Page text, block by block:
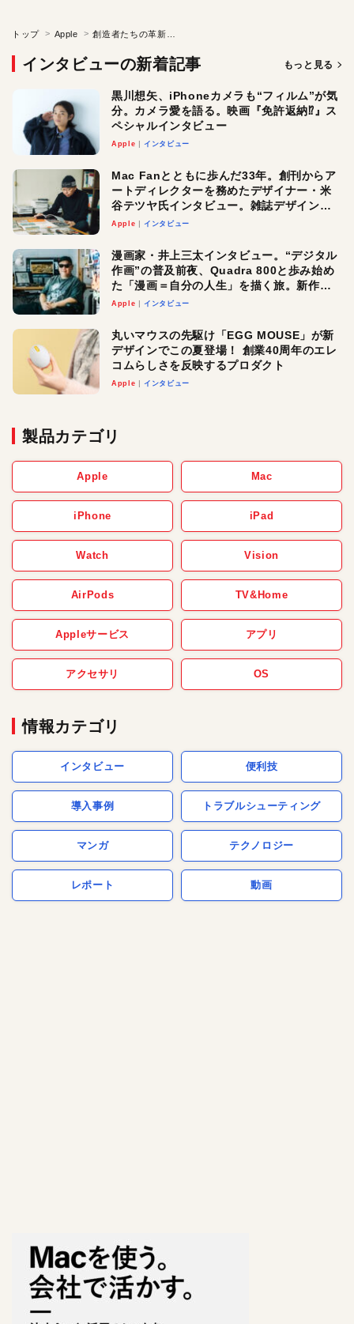
トップ Apple
インタビューの新着記事 もっと見る
黒川想矢、iPhoneカメラも“フィルム”が気
分。カメラ愛を語る。映画『免許返納⁉︎』ス
ペシャルインタビュー
Apple インタビュー
Mac Fanとともに歩んだ33年。創刊からア
ートディレクターを務めたデザイナー・米
谷テツヤ氏インタビュー。雑誌デザインの
真髄と今後
Apple インタビュー
漫画家・井上三太インタビュー。“デジタル
作画”の普及前夜、Quadra 800と歩み始め
た「漫画＝自分の人生」を描く旅。新作
『惨家』に込めた想い
Apple インタビュー
丸いマウスの先駆け「EGG MOUSE」が新
デザインでこの夏登場！ 創業40周年のエレ
コムらしさを反映するプロダクト
Apple インタビュー
製品カテゴリ
Apple Mac
iPhone iPad
Watch Vision
AirPods TV&Home
Appleサービス アプリ
アクセサリ OS
情報カテゴリ
インタビュー 便利技
導入事例 トラブルシューティング
マンガ テクノロジー
レポート 動画